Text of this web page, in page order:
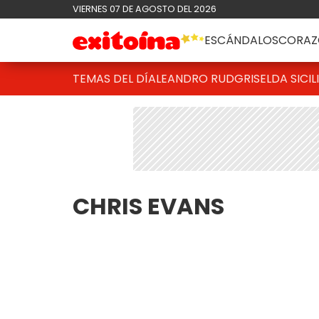
VIERNES 07 DE AGOSTO DEL 2026
ESCÁNDALOS
TEMAS DEL DÍALEANDRO RUDGRISELDA
CHRIS EVANS